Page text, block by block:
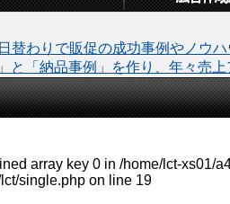
替わりで販促の成功事例やノウ
と「納品事例」を作り、年々売
array key 0 in /home/lct-xs01/
single.php on line 19